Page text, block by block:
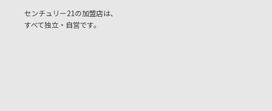
センチュリー21の加盟店は、
すべて独立・自営です。